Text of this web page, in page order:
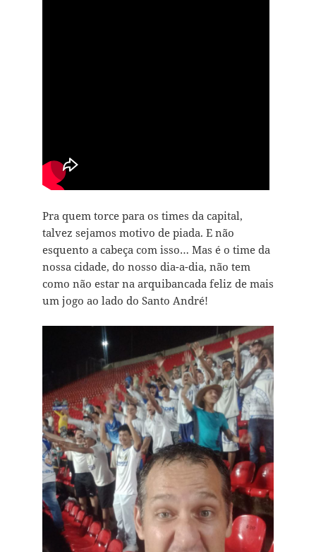
Pra quem torce para os times da capital,
talvez sejamos motivo de piada. E não
esquento a cabeça com isso… Mas é o time da
nossa cidade, do nosso dia-a-dia, não tem
como não estar na arquibancada feliz de mais
um jogo ao lado do Santo André!